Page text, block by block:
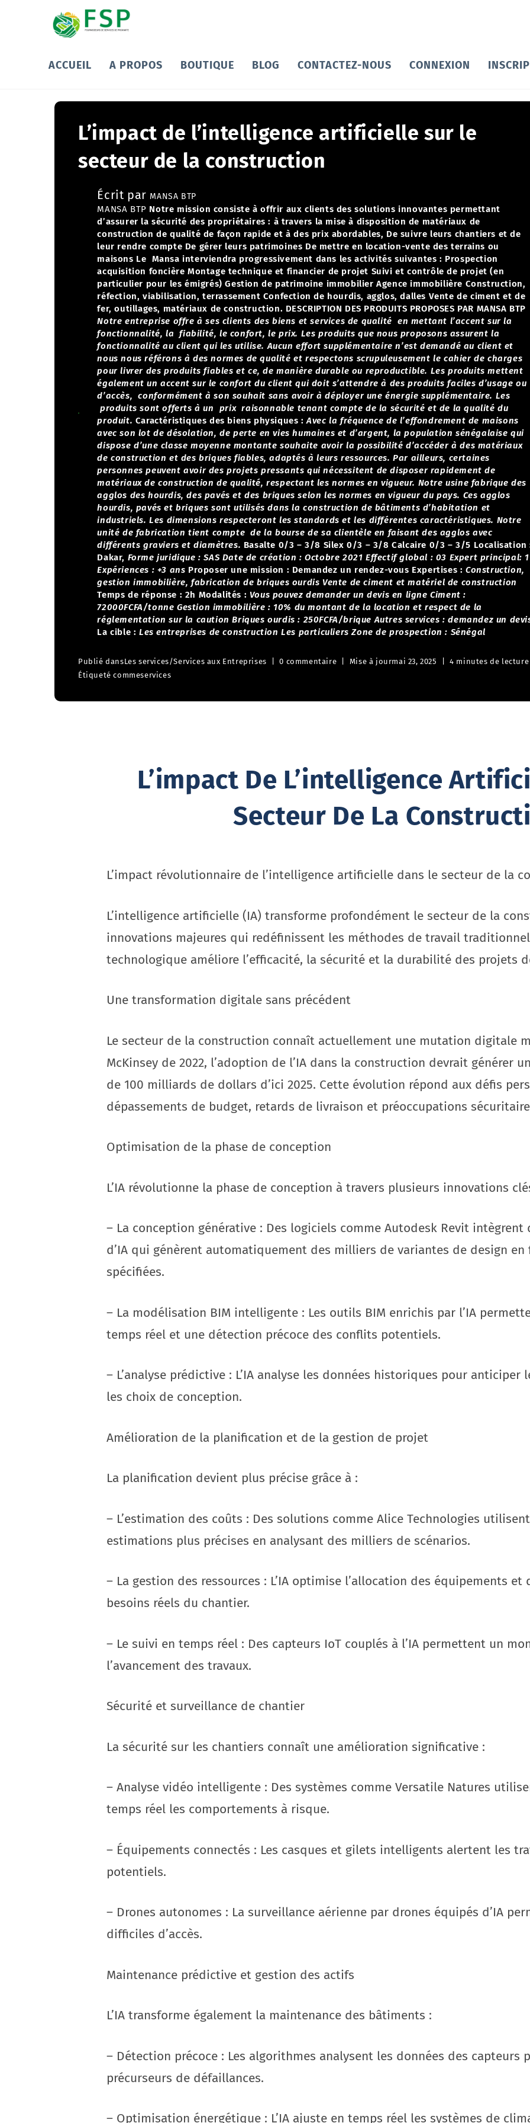
ACCUEIL A PROPOS BOUTIQUE BLOG CONTACTEZ-NOUS CONNEXION
L’impact de l’intelligence artificielle sur le
secteur de la construction
Écrit par MANSA BTP
MANSA BTP Notre mission consiste à offrir aux clients des solutions innovantes permettant
d’assurer la sécurité des propriétaires : à travers la mise à disposition de matériaux de
construction de qualité de façon rapide et à des prix abordables, De suivre leurs chantiers et de
leur rendre compte De gérer leurs patrimoines De mettre en location-vente des terrains ou
maisons Le Mansa interviendra progressivement dans les activités suivantes : Prospection
acquisition foncière Montage technique et financier de projet Suivi et contrôle de projet (en
particulier pour les émigrés) Gestion de patrimoine immobilier Agence immobilière Construction,
réfection, viabilisation, terrassement Confection de hourdis, agglos, dalles Vente de ciment et de
fer, outillages, matériaux de construction. DESCRIPTION DES PRODUITS PROPOSES PAR MANSA BTP
Notre entreprise offre à ses clients des biens et services de qualité en mettant l’accent sur la
fonctionnalité, la fiabilité, le confort, le prix. Les produits que nous proposons assurent la
fonctionnalité au client qui les utilise. Aucun effort supplémentaire n’est demandé au client et
nous nous référons à des normes de qualité et respectons scrupuleusement le cahier de charges
pour livrer des produits fiables et ce, de manière durable ou reproductible. Les produits mettent
également un accent sur le confort du client qui doit s’attendre à des produits faciles d’usage ou
d’accès, conformément à son souhait sans avoir à déployer une énergie supplémentaire. Les
produits sont offerts à un prix raisonnable tenant compte de la sécurité et de la qualité du
produit. Caractéristiques des biens physiques : Avec la fréquence de l’effondrement de maisons
avec son lot de désolation, de perte en vies humaines et d’argent, la population sénégalaise qui
dispose d’une classe moyenne montante souhaite avoir la possibilité d’accéder à des matériaux
de construction et des briques fiables, adaptés à leurs ressources. Par ailleurs, certaines
personnes peuvent avoir des projets pressants qui nécessitent de disposer rapidement de
matériaux de construction de qualité, respectant les normes en vigueur. Notre usine fabrique des
agglos des hourdis, des pavés et des briques selon les normes en vigueur du pays. Ces agglos
hourdis, pavés et briques sont utilisés dans la construction de bâtiments d’habitation et
industriels. Les dimensions respecteront les standards et les différentes caractéristiques. Notre
unité de fabrication tient compte de la bourse de sa clientèle en faisant des agglos avec
différents graviers et diamètres. Basalte 0/3 – 3/8 Silex 0/3 – 3/8 Calcaire 0/3 – 3/5 Localisation
Dakar, Forme juridique : SAS Date de création : Octobre 2021 Effectif global : 03 Expert principal: 1
Expériences : +3 ans Proposer une mission : Demandez un rendez-vous Expertises : Construction,
gestion immobilière, fabrication de briques ourdis Vente de ciment et matériel de construction
Temps de réponse : 2h Modalités : Vous pouvez demander un devis en ligne Ciment :
72000FCFA/tonne Gestion immobilière : 10% du montant de la location et respect de la
réglementation sur la caution Briques ourdis : 250FCFA/brique Autres services : demandez un
La cible : Les entreprises de construction Les particuliers Zone de prospection : Sénégal
Publié dansLes services/Services aux Entreprises 0 commentaire Mise à jourmai 23, 2025
4 minutes de lecture
Étiqueté commeservices
L’impact De L’intelligence
Secteur De La
L’impact révolutionnaire de l’intelligence artificielle dans le secteur de la
L’intelligence artificielle (IA) transforme profondément le secteur de la
innovations majeures qui redéfinissent les méthodes de travail
technologique améliore l’efficacité, la sécurité et la durabilité des projets
Une transformation digitale sans précédent
Le secteur de la construction connaît actuellement une mutation digitale
McKinsey de 2022, l’adoption de l’IA dans la construction devrait générer
de 100 milliards de dollars d’ici 2025. Cette évolution répond aux défis
dépassements de budget, retards de livraison et préoccupations
Optimisation de la phase de conception
L’IA révolutionne la phase de conception à travers plusieurs innovations
– La conception générative : Des logiciels comme Autodesk Revit
d’IA qui génèrent automatiquement des milliers de variantes de design
spécifiées.
– La modélisation BIM intelligente : Les outils BIM enrichis par l’IA
temps réel et une détection précoce des conflits potentiels.
– L’analyse prédictive : L’IA analyse les données historiques pour
les choix de conception.
Amélioration de la planification et de la gestion de projet
La planification devient plus précise grâce à :
– L’estimation des coûts : Des solutions comme Alice Technologies
estimations plus précises en analysant des milliers de scénarios.
– La gestion des ressources : L’IA optimise l’allocation des équipements
besoins réels du chantier.
– Le suivi en temps réel : Des capteurs IoT couplés à l’IA permettent un
l’avancement des travaux.
Sécurité et surveillance de chantier
La sécurité sur les chantiers connaît une amélioration significative :
– Analyse vidéo intelligente : Des systèmes comme Versatile Natures
temps réel les comportements à risque.
– Équipements connectés : Les casques et gilets intelligents alertent les
potentiels.
– Drones autonomes : La surveillance aérienne par drones équipés d’IA
difficiles d’accès.
Maintenance prédictive et gestion des actifs
L’IA transforme également la maintenance des bâtiments :
– Détection précoce : Les algorithmes analysent les données des capteurs
précurseurs de défaillances.
– Optimisation énergétique : L’IA ajuste en temps réel les systèmes de